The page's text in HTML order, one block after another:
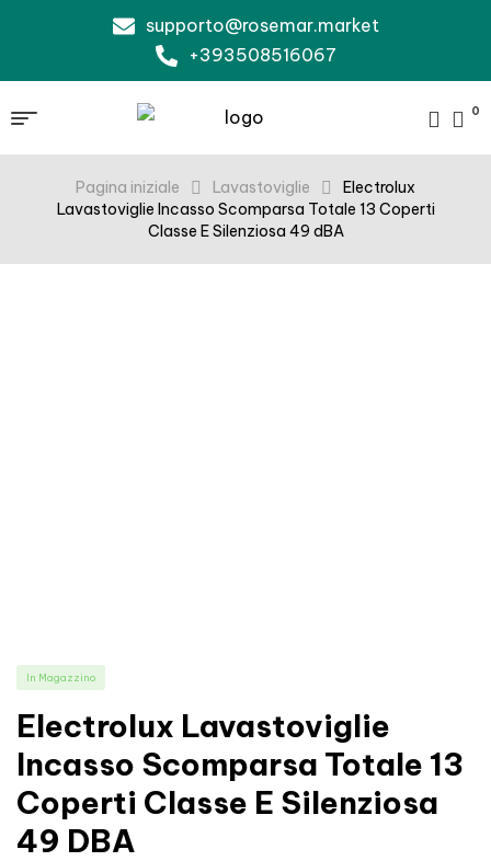
supporto@rosemar.market
+393508516067
0
Pagina iniziale Lavastoviglie
Electrolux
Lavastoviglie Incasso Scomparsa Totale 13 Coperti
Classe E Silenziosa 49 dBA
In Magazzino
Electrolux Lavastoviglie
Incasso Scomparsa Totale 13
Coperti Classe E Silenziosa
49 DBA